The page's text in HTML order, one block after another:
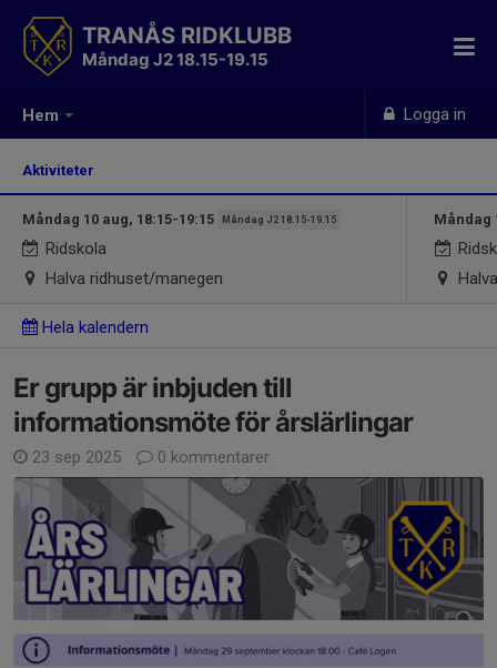
Hem Logga in
TRANÅS RIDKLUBB
Måndag J2 18.15-19.15
Aktiviteter
Måndag 10 aug, 18:15-19:15 Måndag J2 18.15-19.15
Ridskola
Halva ridhuset/manegen
Måndag
Hela kalendern
Er grupp är inbjuden till
informationsmöte för årslärlingar
23 sep 2025 0 kommentarer